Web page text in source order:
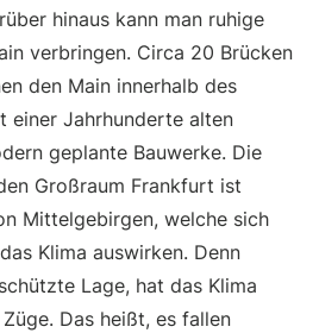
hinaus kann man ruhige
verbringen. Circa 20 Brücken
den Main innerhalb des
einer Jahrhunderte alten
geplante Bauwerke. Die
Großraum Frankfurt ist
Mittelgebirgen, welche sich
Klima auswirken. Denn
Lage, hat das Klima
Das heißt, es fallen